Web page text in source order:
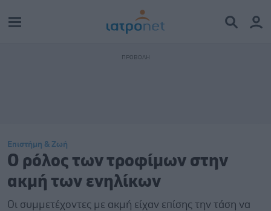
Επιστήμη & Ζωή
Ο ρόλος των τροφίμων στην
ακμή των ενηλίκων
Οι συμμετέχοντες με ακμή είχαν επίσης την τάση να